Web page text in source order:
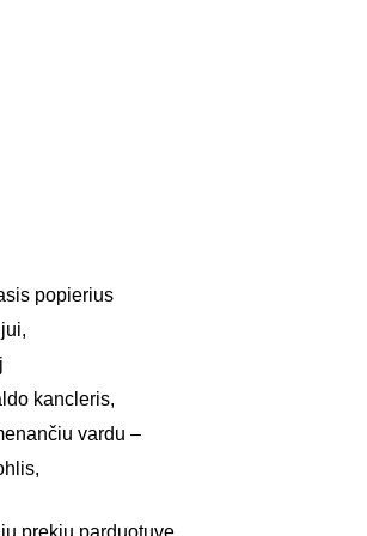
popierius
kancleris,
vardu –
prekių parduotuvę